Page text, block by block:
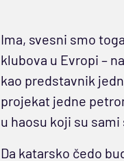
Ima, svesni smo
klubova u Evropi –
kao predstavnik
projekat jedne
u haosu koji su
Da katarsko čedo